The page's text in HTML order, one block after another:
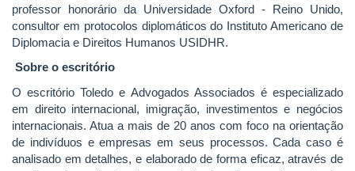
professor honorário da Universidade Oxford - Reino Unido,
consultor em protocolos diplomáticos do Instituto Americano de
Diplomacia e Direitos Humanos USIDHR.
Sobre o escritório
O escritório Toledo e Advogados Associados é especializado
em direito internacional, imigração, investimentos e negócios
internacionais. Atua a mais de 20 anos com foco na orientação
de indivíduos e empresas em seus processos. Cada caso é
analisado em detalhes, e elaborado de forma eficaz, através de